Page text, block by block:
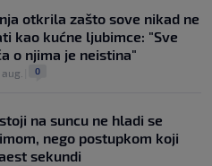
otkrila zašto sove nikad ne
kao kućne ljubimce: "Sve
o njima je neistina"
0
na suncu ne hladi se
nego postupkom koji
sekundi